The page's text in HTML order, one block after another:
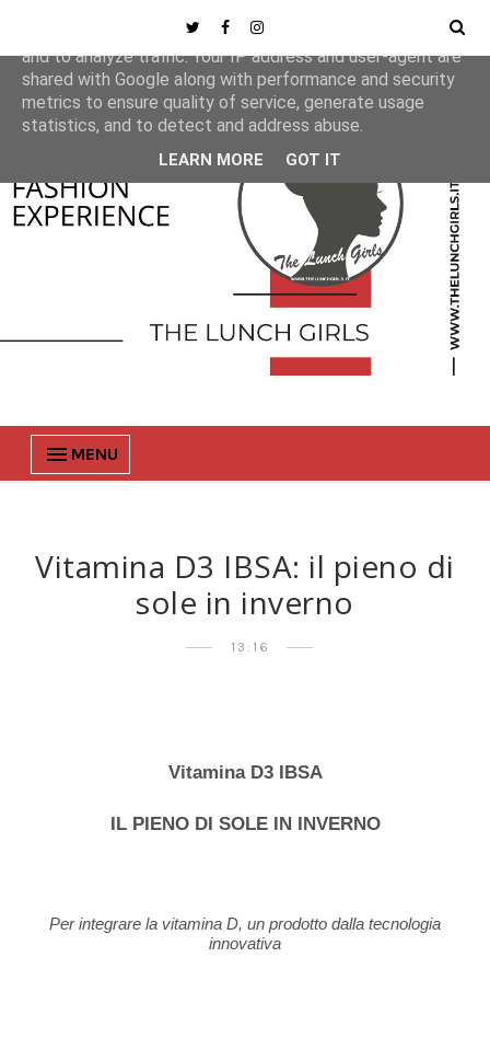
MENU
Vitamina D3 IBSA: il pieno di
sole in inverno
13:16
Vitamina D3 IBSA
IL PIENO DI SOLE IN INVERNO
Per integrare la vitamina D, un prodotto dalla tecnologia
innovativa
This site uses cookies from Google to deliver its services
and to analyze traffic. Your IP address and user-agent are
shared with Google along with performance and security
metrics to ensure quality of service, generate usage
statistics, and to detect and address abuse.
LEARN MORE GOT IT